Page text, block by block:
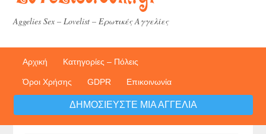
Aggelies Sex – Lovelist – Ερωτικές Αγγελίες
Αρχική Κατηγορίες – Πόλεις
Όροι Χρήσης GDPR Επικοινωνία
ΔΗΜΟΣΙΕΎΣΤΕ ΜΙΑ ΑΓΓΕΛΊΑ